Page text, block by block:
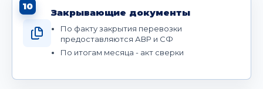
10
Закрывающие документы
По факту закрытия перевозки
предоставляются АВР и СФ
По итогам месяца - акт сверки